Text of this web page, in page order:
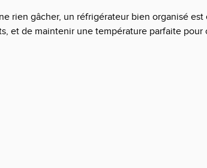
rien gâcher, un réfrigérateur bien organisé est
et de maintenir une température parfaite